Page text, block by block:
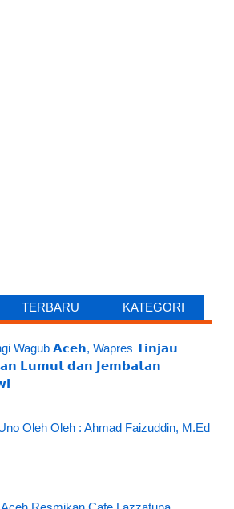
TERBARU KATEGORI
Wagub 𝗔𝗰𝗲𝗵, Wapres 𝗧𝗶𝗻𝗷𝗮𝘂
𝗟𝘂𝗺𝘂𝘁 𝗱𝗮𝗻 𝗝𝗲𝗺𝗯𝗮𝘁𝗮𝗻
Oleh Oleh : Ahmad Faizuddin, M.Ed